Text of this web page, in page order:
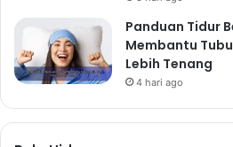
Cara Menerapkan Pola
agar Tubuh Tetap
Setiap Hari